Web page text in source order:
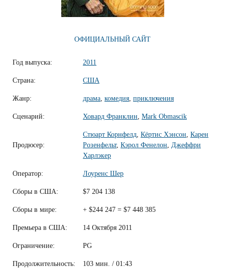
ОФИЦИАЛЬНЫЙ САЙТ
Год выпуска: 2011
Страна: США
Жанр: драма комедия приключения
Сценарий: Ховард Франклин Mark Obmascik
Продюсер:
Стюарт Корнфелд Кёртис Хэнсон Карен
Розенфельт, Кэрол Фенелон
Джеффри
Харлэкер
Оператор: Лоуренс Шер
Сборы в США: $7 204 138
Сборы в мире: + $244 247 = $7 448 385
Премьера в США: 14 Октября 2011
Ограничение: PG
Продолжительность: 103 мин. / 01:43